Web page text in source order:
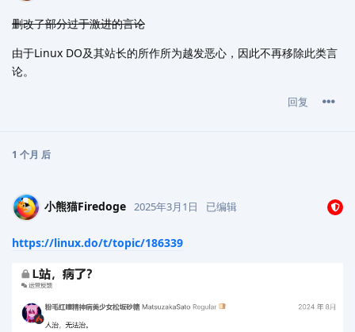
删改了部分过于激进的言论
由于Linux DO及其站长的所作所为越发恶心，因此不再移除此类言
论。
回复
1 个月 后
小熊猫Firedoge 2025年3月1日 已编辑
https://linux.do/t/topic/186339